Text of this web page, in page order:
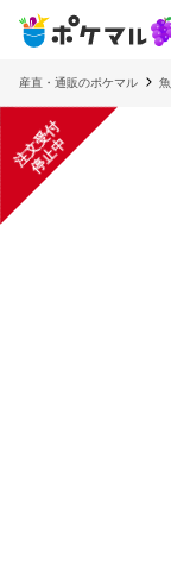
産直・通販のポケマル
注
文
受
付
停
止
中